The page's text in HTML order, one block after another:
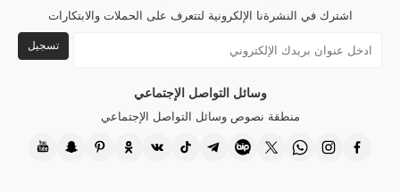
اشترك في النشرةنا الإلكرونية لتتعرف على الحملات والابتكارات
تسجيل
وسائل التواصل الإجتماعي
منطقة نصوص وسائل التواصل الإجتماعي